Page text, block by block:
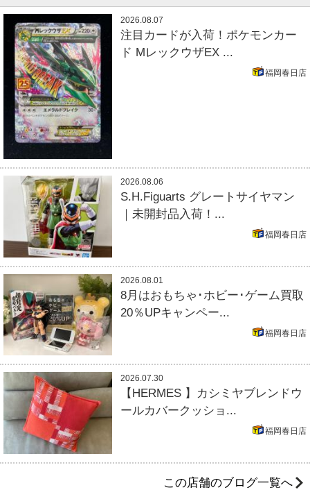
2026.08.07
注目カードが入荷！ポケモンカー
ド MレックウザEX ...
福岡春日店
2026.08.06
S.H.Figuarts グレートサイヤマン
｜未開封品入荷！...
福岡春日店
2026.08.01
8月はおもちゃ･ホビー･ゲーム買取
20％UPキャンペー...
福岡春日店
2026.07.30
【HERMES 】カシミヤブレンドウ
ールカバークッショ...
福岡春日店
この店舗のブログ一覧へ